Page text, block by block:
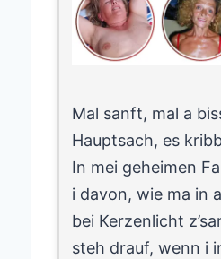
Mal sanft, mal a
Hauptsach, es
In mei geheimen
i davon, wie ma in
bei Kerzenlicht
steh drauf, wenn i